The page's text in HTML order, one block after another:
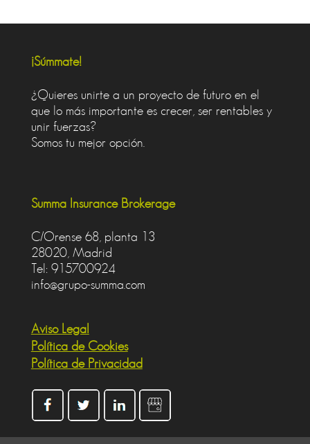
¡Súmmate!
¿Quieres unirte a un proyecto de futuro en el
que lo más importante es crecer, ser rentables y
unir fuerzas?
Somos tu mejor opción.
Summa Insurance Brokerage
C/Orense 68, planta 13
28020, Madrid
Tel: 915700924
info@grupo-summa.com
Aviso Legal
Política de Cookies
Política de Privacidad